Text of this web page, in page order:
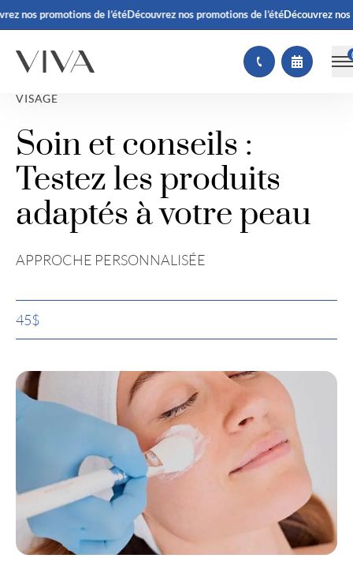
nos promotions de l’étéDécouvrez nos promotions de l’étéDécouvrez nos
(
VISAGE
Soin et conseils :
Testez les produits
adaptés à votre peau
APPROCHE PERSONNALISÉE
45$